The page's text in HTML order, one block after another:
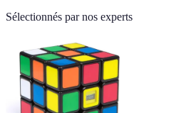
Sélectionnés par nos experts